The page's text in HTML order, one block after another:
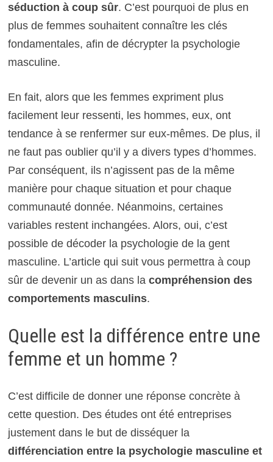
séduction à coup sûr. C’est pourquoi de plus en
plus de femmes souhaitent connaître les clés
fondamentales, afin de décrypter la psychologie
masculine.
En fait, alors que les femmes expriment plus
facilement leur ressenti, les hommes, eux, ont
tendance à se renfermer sur eux-mêmes. De plus, il
ne faut pas oublier qu’il y a divers types d’hommes.
Par conséquent, ils n’agissent pas de la même
manière pour chaque situation et pour chaque
communauté donnée. Néanmoins, certaines
variables restent inchangées. Alors, oui, c’est
possible de décoder la psychologie de la gent
masculine. L’article qui suit vous permettra à coup
sûr de devenir un as dans la compréhension des
comportements masculins.
Quelle est la différence entre une
femme et un homme ?
C’est difficile de donner une réponse concrète à
cette question. Des études ont été entreprises
justement dans le but de disséquer la
différenciation entre la psychologie masculine et